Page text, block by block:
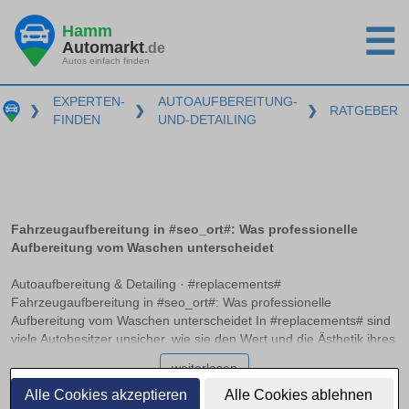
Alle Cookies akzeptieren Alle Cookies ablehnen
Hamm
Automarkt.de
Autos einfach finden ☰
❯
EXPERTEN-
FINDEN
❯
AUTOAUFBEREITUNG-
UND-DETAILING
❯ RATGEBER
Fahrzeugaufbereitung in #seo_ort#: Was professionelle
Aufbereitung vom Waschen unterscheidet
Autoaufbereitung & Detailing · #replacements#
Fahrzeugaufbereitung in #seo_ort#: Was professionelle
Aufbereitung vom Waschen unterscheidet In #replacements# sind
viele Autobesitzer unsicher, wie sie den Wert und die Ästhetik ihres
Fahrzeugs langfristig erhalten können. Während eine normale
Autowäsche Schmutz entfernt, bietet die professionelle
Fahrzeugaufbereitung weit mehr: Sie umfasst detailreiche Innen-
weiterlesen